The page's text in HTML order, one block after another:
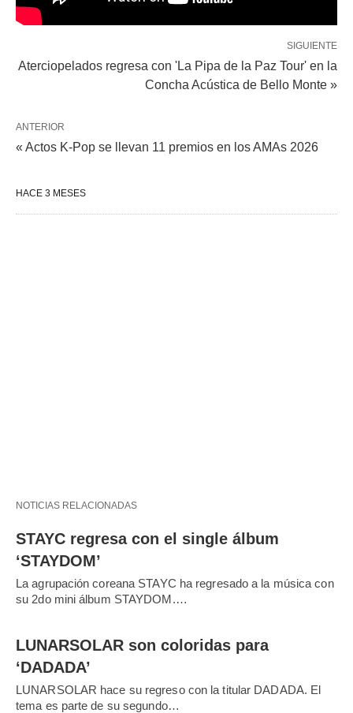
SIGUIENTE
Aterciopelados regresa con 'La Pipa de la Paz Tour' en la
Concha Acústica de Bello Monte »
ANTERIOR
« Actos K-Pop se llevan 11 premios en los AMAs 2026
HACE 3 MESES
NOTICIAS RELACIONADAS
STAYC regresa con el single álbum
‘STAYDOM’
La agrupación coreana STAYC ha regresado a la música con
su 2do mini álbum STAYDOM.…
LUNARSOLAR son coloridas para
‘DADADA’
LUNARSOLAR hace su regreso con la titular DADADA. El
tema es parte de su segundo…